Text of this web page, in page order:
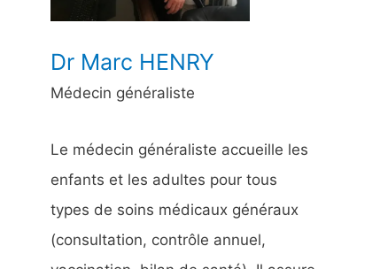
Dr Marc HENRY
Médecin généraliste
Le médecin généraliste accueille les
enfants et les adultes pour tous
types de soins médicaux généraux
(consultation, contrôle annuel,